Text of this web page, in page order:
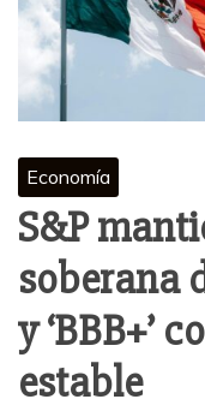
Economía
S&P
soberana
y ‘BBB+’
estable